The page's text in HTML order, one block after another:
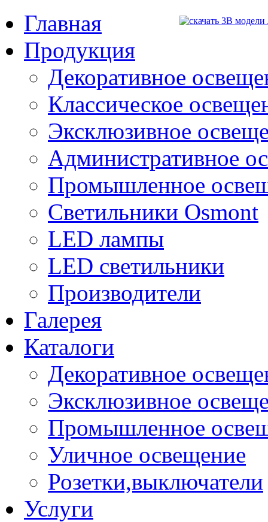
Главная
Продукция
Декоративное
Классическое
Эксклюзивное
Административное
Промышленное
Светильники Osmont
LED лампы
LED светильники
Производители
Галерея
Каталоги
Декоративное
Эксклюзивное
Промышленное
Уличное освещение
Розетки,выключатели
Услуги